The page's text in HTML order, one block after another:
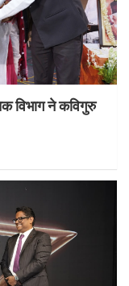
विभाग ने कविगुरु